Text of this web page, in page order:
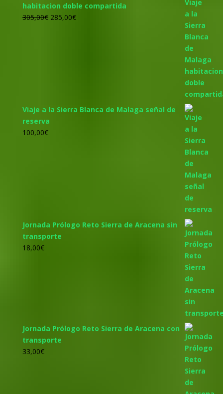
habitacion doble compartida
305,00€ El
285,00€El
Viaje a la Sierra Blanca de Malaga señal de
reserva
100,00€
Jornada Prólogo Reto Sierra de Aracena sin
transporte
18,00€
Jornada Prólogo Reto Sierra de Aracena con
transporte
33,00€